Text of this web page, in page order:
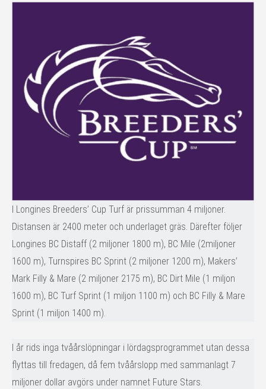
I Longines Breeders’ Cup Turf är prissumman 4 miljoner.
Distansen är 2400 meter och underlaget gräs. Därefter följer
Longines BC Distaff (2 miljoner 1800 m), BC Mile (2miljoner
1600 m), Turnspires BC Sprint (2 miljoner 1200 m), Makers’
Mark Filly & Mare (2 miljoner 2175 m), BC Dirt Mile (1 miljon
1600 m), BC Turf Sprint (1 miljon 1100 m) och BC Filly & Mare
Sprint (1 miljon 1400 m).
I år rids inga tvåårslöpningar i lördagsprogrammet utan dessa
flyttas till fredagen, då fem tvåårslopp med sammanlagt 7
miljoner dollar avgörs under namnet Future Stars.